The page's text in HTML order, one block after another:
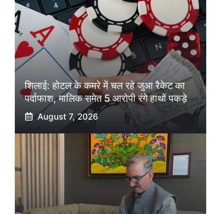
शिलाई: होटल के कमरे में चल रहे जुआ रैकेट का
पर्दाफाश, मालिक समेत 5 आरोपी रंगे हाथों पकड़े
August 7, 2026